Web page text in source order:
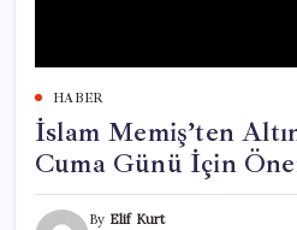
HABER
İslam Memiş’ten
Cuma Günü İçin
By Elif Kurt